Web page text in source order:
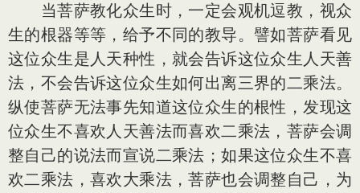
当菩萨教化众生时，一定会观机逗教，视众
生的根器等等，给予不同的教导。譬如菩萨看见
这位众生是人天种性，就会告诉这位众生人天善
法，不会告诉这位众生如何出离三界的二乘法。
纵使菩萨无法事先知道这位众生的根性，发现这
位众生不喜欢人天善法而喜欢二乘法，菩萨会调
整自己的说法而宣说二乘法；如果这位众生不喜
欢二乘法，喜欢大乘法，菩萨也会调整自己，为